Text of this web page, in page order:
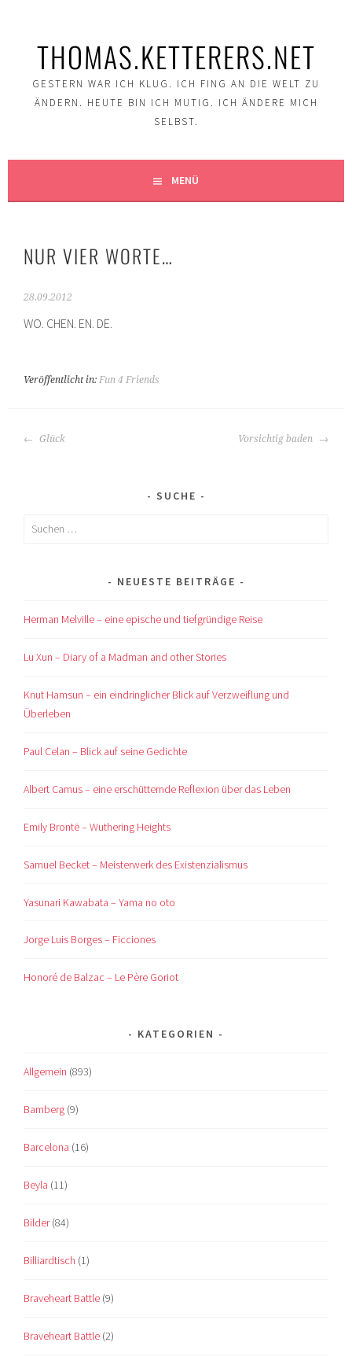
THOMAS.KETTERERS.NET
GESTERN WAR ICH KLUG. ICH FING AN DIE WELT ZU
ÄNDERN. HEUTE BIN ICH MUTIG. ICH ÄNDERE MICH
SELBST.
MENÜ
NUR VIER WORTE…
28.09.2012
WO. CHEN. EN. DE.
Veröffentlicht in:Fun 4 Friends
BEITRAGS-
Glück Vorsichtig baden
SUCHE
Suchen
NEUESTE BEITRÄGE
Herman Melville – eine epische und tiefgründige Reise
Lu Xun – Diary of a Madman and other Stories
Knut Hamsun – ein eindringlicher Blick auf Verzweiflung und
Überleben
Paul Celan – Blick auf seine Gedichte
Albert Camus – eine erschütternde Reflexion über das Leben
Emily Brontë – Wuthering Heights
Samuel Becket – Meisterwerk des Existenzialismus
Yasunari Kawabata – Yama no oto
Jorge Luis Borges – Ficciones
Honoré de Balzac – Le Père Goriot
KATEGORIEN
Allgemein (893)
Bamberg (9)
Barcelona (16)
Beyla (11)
Bilder(84)
Billiardtisch (1)
Braveheart Battle (9)
Braveheart Battle (2)